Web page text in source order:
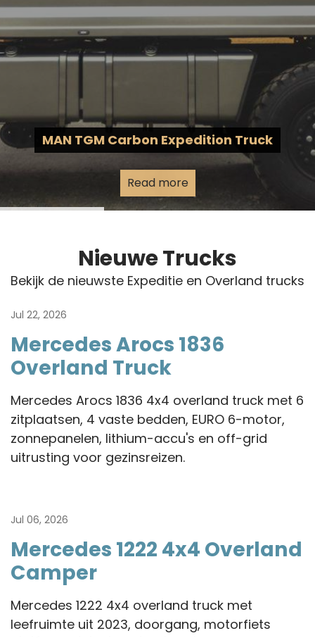
MAN TGM Carbon Expedition Truck
Read more
Nieuwe Trucks
Bekijk de nieuwste Expeditie en Overland trucks
Jul 22, 2026
Mercedes Arocs 1836
Overland Truck
Mercedes Arocs 1836 4x4 overland truck met 6
zitplaatsen, 4 vaste bedden, EURO 6-motor,
zonnepanelen, lithium-accu's en off-grid
uitrusting voor gezinsreizen.
Jul 06, 2026
Mercedes 1222 4x4 Overland
Camper
Mercedes 1222 4x4 overland truck met
leefruimte uit 2023, doorgang, motorfiets